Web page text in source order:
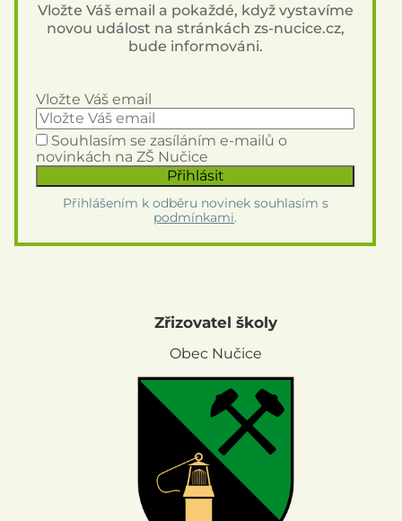
Vložte Váš email a pokaždé, když vystavíme
novou událost na stránkách zs-nucice.cz,
bude informováni.
Vložte Váš email
Souhlasím se zasíláním e-mailů o
novinkách na ZŠ Nučice
Přihlášením k odběru novinek souhlasím s
podmínkami.
Zřizovatel školy
Obec Nučice